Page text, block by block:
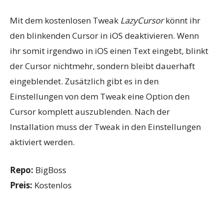
Mit dem kostenlosen Tweak LazyCursorkönnt ihr
den blinkenden Cursor in iOS deaktivieren. Wenn
ihr somit irgendwo in iOS einen Text eingebt, blinkt
der Cursor nichtmehr, sondern bleibt dauerhaft
eingeblendet. Zusätzlich gibt es in den
Einstellungen von dem Tweak eine Option den
Cursor komplett auszublenden. Nach der
Installation muss der Tweak in den Einstellungen
aktiviert werden.
Repo: BigBoss
Preis: Kostenlos